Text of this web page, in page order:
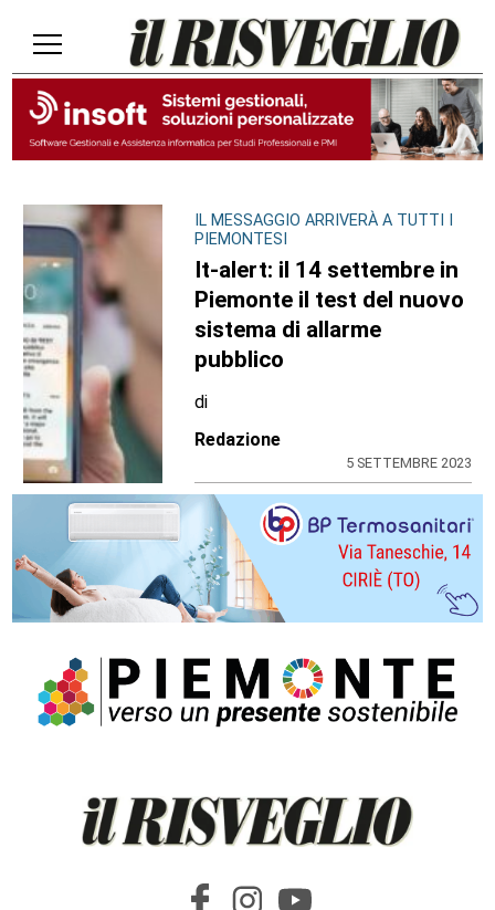
IL MESSAGGIO ARRIVERÀ A TUTTI I
PIEMONTESI
It-alert: il 14 settembre in
Piemonte il test del nuovo
sistema di allarme
pubblico
di
Redazione
5 SETTEMBRE 2023